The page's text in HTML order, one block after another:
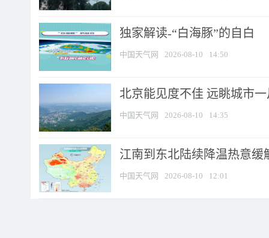
​独家解读-“白海豚”的自白
中国天气网 2026-08-10 14:50
北京能见度不佳 远眺城市
中国天气网 2026-08-10 14:35
江南到东北陆续降温热意缓
中国天气网 2026-08-10 12:01